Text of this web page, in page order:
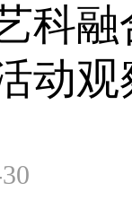
科
动观